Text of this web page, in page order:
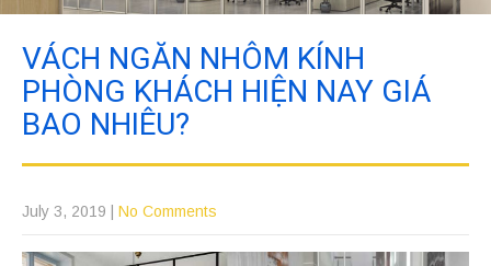
VÁCH NGĂN NHÔM KÍNH
PHÒNG KHÁCH HIỆN NAY GIÁ
BAO NHIÊU?
July 3, 2019 | No Comments